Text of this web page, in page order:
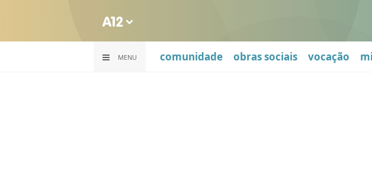
MENU comunidade obras sociais vocação